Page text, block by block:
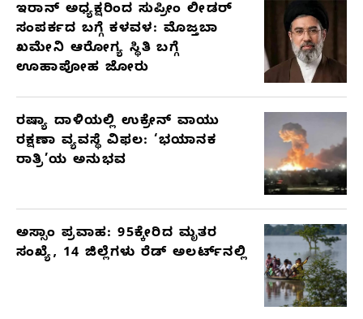
ಇರಾನ್ ಅಧ್ಯಕ್ಷರಿಂದ ಸುಪ್ರೀಂ ಲೀಡರ್
ಸಂಪರ್ಕದ ಬಗ್ಗೆ ಕಳವಳ: ಮೊಜ್ತಬಾ
ಖಮೇನಿ ಆರೋಗ್ಯ ಸ್ಥಿತಿ ಬಗ್ಗೆ
ಊಹಾಪೋಹ ಜೋರು
ರಷ್ಯಾ ದಾಳಿಯಲ್ಲಿ ಉಕ್ರೇನ್ ವಾಯು
ರಕ್ಷಣಾ ವ್ಯವಸ್ಥೆ ವಿಫಲ: ‘ಭಯಾನಕ
ರಾತ್ರಿ’ಯ ಅನುಭವ
ಅಸ್ಸಾಂ ಪ್ರವಾಹ: 95ಕ್ಕೇರಿದ ಮೃತರ
ಸಂಖ್ಯೆ, 14 ಜಿಲ್ಲೆಗಳು ರೆಡ್ ಅಲರ್ಟ್‌ನಲ್ಲಿ